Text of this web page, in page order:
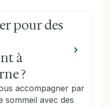
pour des
à
?
accompagner par
avec des